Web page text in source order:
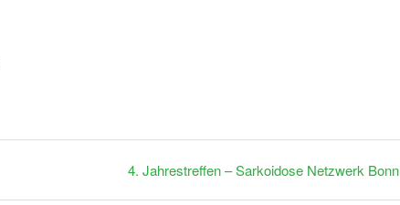
4. Jahrestreffen – Sarkoidose Netzwerk Bonn